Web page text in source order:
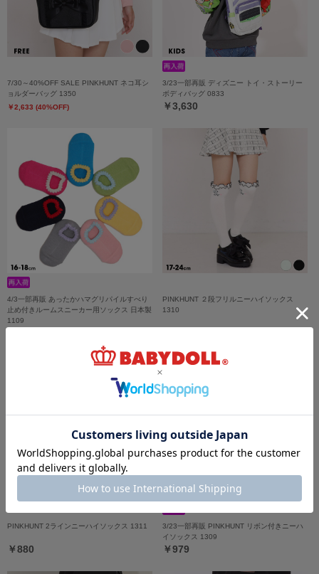
7/30～40%OFF SALE PINKHUNT ネコ耳シ
ョルダーバッグ 1350
￥2,633 (40%OFF)
3/23一部再販 ディズニー トイ・ストーリー
ボディバッグ 0833
￥3,630
4/3一部再販 あったかハマグリパイルすべり
止め付きルームスニーカー用ソックス 日本製
1109
PINKHUNT ２段フリルニーハイソックス
1310
PINKHUNT 2ラインニーハイソックス 1311
￥880
3/23一部再販 PINKHUNT リボン付きニーハ
イソックス 1309
￥979